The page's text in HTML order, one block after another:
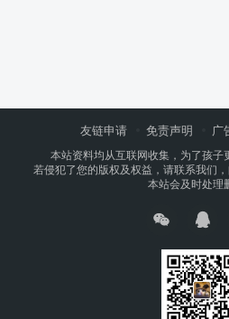
友链申请 免责声明 广
本站资料均从互联网收集，为了孩子
若侵犯了您的版权及权益，请联系我们
本站会及时处理